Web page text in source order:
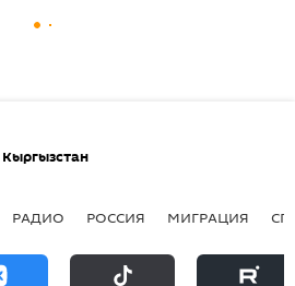
Кыргызстан
РАДИО РОССИЯ МИГРАЦИЯ